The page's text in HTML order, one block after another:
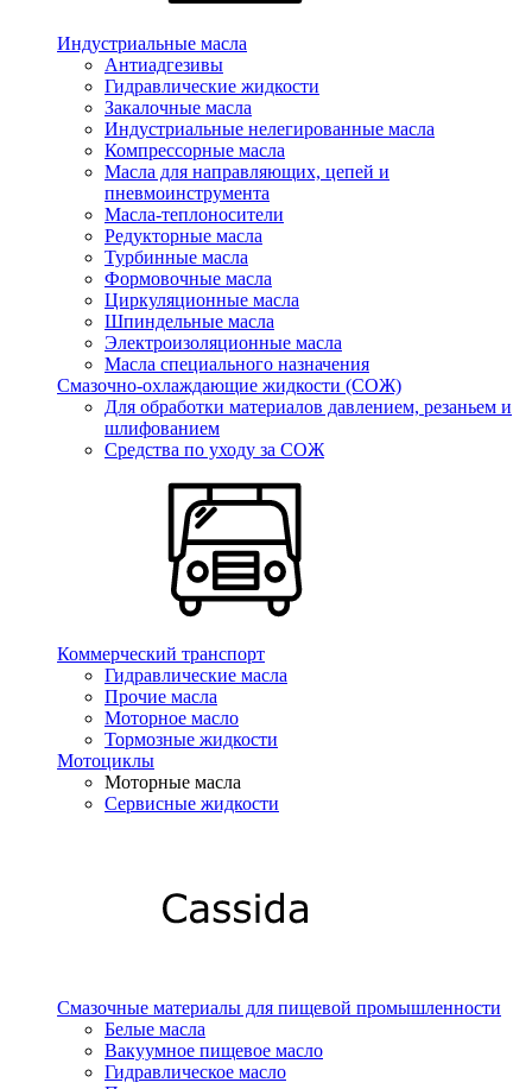
Индустриальные масла
Антиадгезивы
Гидравлические жидкости
Закалочные масла
Индустриальные нелегированные масла
Компрессорные масла
Масла для направляющих, цепей и
пневмоинструмента
Масла-теплоносители
Редукторные масла
Турбинные масла
Формовочные масла
Циркуляционные масла
Шпиндельные масла
Электроизоляционные масла
Масла специального назначения
Смазочно-охлаждающие жидкости (СОЖ)
Для обработки материалов давлением, резаньем и
шлифованием
Средства по уходу за СОЖ
Коммерческий транспорт
Гидравлические масла
Прочие масла
Моторное масло
Тормозные жидкости
Мотоциклы
Моторные масла
Сервисные жидкости
Смазочные материалы для пищевой промышленности
Белые масла
Вакуумное пищевое масло
Гидравлическое масло